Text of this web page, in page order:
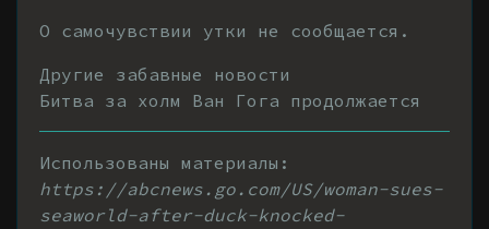
О самочувствии утки не сообщается.
Другие забавные новости
Битва за холм Ван Гога продолжается
Использованы материалы:
https://abcnews.go.com/US/woman-sues-
seaworld-after-duck-knocked-